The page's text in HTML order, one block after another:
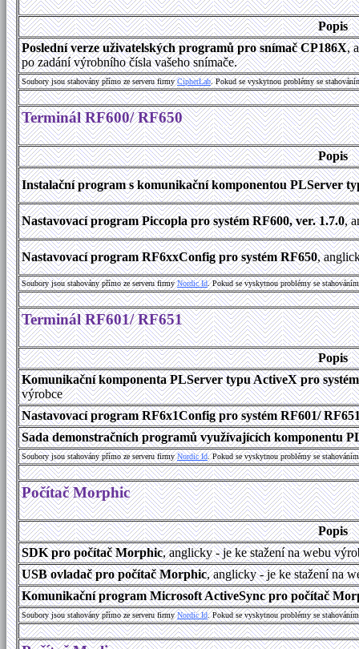
Popis
Poslední verze uživatelských programů pro snímač CP186X,
po zadání výrobního čísla vašeho snímače.
Soubory jsou stahovány přímo ze serveru firmyCipherLab. Pokud se vyskytnou problémy se
Terminál RF600/ RF650
Popis
Instalační program s komunikační komponentou PLServer
Nastavovací program Piccopla pro systém RF600, ver. 1.7.0,
Nastavovací program RF6xxConfig pro systém RF650,
Soubory jsou stahovány přímo ze serveru firmyNordic Id. Pokud se vyskytnou problémy se
Terminál RF601/ RF651
Popis
Komunikační komponenta PLServer typu ActiveX pro
výrobce
Nastavovací program RF6x1Config pro systém RF601/
Sada demonstračních programů využívajících komponentu
Soubory jsou stahovány přímo ze serveru firmyNordic Id. Pokud se vyskytnou problémy se
Počítač Morphic
Popis
SDK pro počítač Morphic, anglicky - je ke stažení na webu
USB ovladač pro počítač Morphic, anglicky - je ke stažení na
Komunikační program Microsoft ActiveSync pro počítač
Soubory jsou stahovány přímo ze serveru firmyNordic Id. Pokud se vyskytnou problémy se